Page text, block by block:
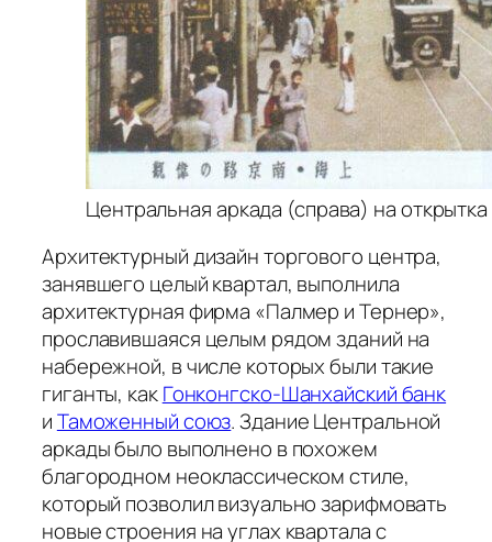
Центральная аркада (справа) на
Архитектурный дизайн торгового центра,
занявшего целый квартал, выполнила
архитектурная фирма «Палмер и Тернер»,
прославившаяся целым рядом зданий на
набережной, в числе которых были такие
гиганты, какГонконгско-Шанхайский банк
иТаможенный союз. Здание Центральной
аркады было выполнено в похожем
благородном неоклассическом стиле,
который позволил визуально зарифмовать
новые строения на углах квартала с